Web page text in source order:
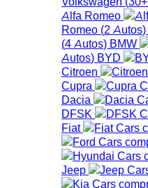
Alfa Romeo
Romeo (2 Autos)
(4 Autos) BMW
Autos) BYD
Citroen
Cupra
Dacia
DFSK
Fiat
Jeep